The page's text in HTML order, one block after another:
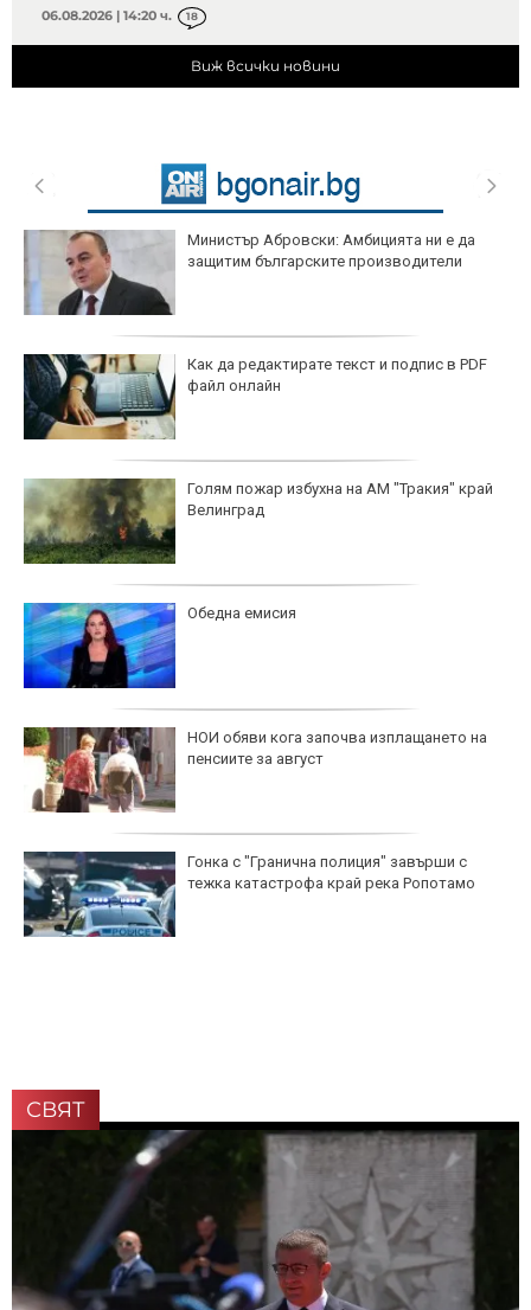
06.08.2026 | 14:20 ч. 18
Виж всички новини
Министър Абровски: Амбицията ни е да
защитим българските производители
Как да редактирате текст и подпис в PDF
файл онлайн
Голям пожар избухна на АМ "Тракия" край
Велинград
Обедна емисия
НОИ обяви кога започва изплащането на
пенсиите за август
Гонка с "Гранична полиция" завърши с
тежка катастрофа край река Ропотамо
СВЯТ